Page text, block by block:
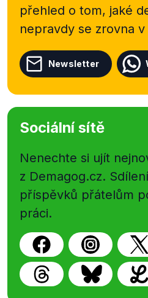
přehled o tom, jaké
nepravdy se zrovna
Newsletter
Sociální sítě
Nenechte si ujít
z Demagog.cz.
příspěvků přátelům
práci.